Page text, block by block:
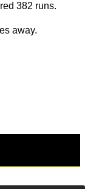
382 runs.
away.